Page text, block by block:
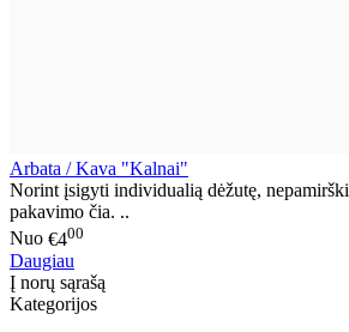
Arbata / Kava "Kalnai"
Norint įsigyti individualią dėžutę,
pakavimo čia. ..
Nuo €400
Daugiau
Į norų sąrašą
Kategorijos